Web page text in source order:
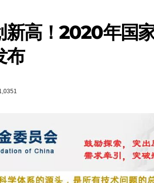
新高！2020年国
布